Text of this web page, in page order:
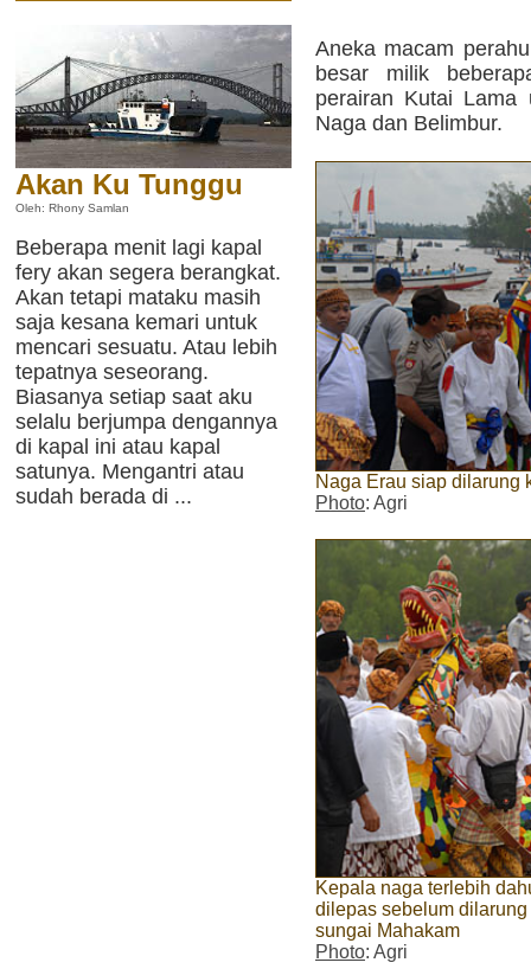
Akan Ku Tunggu
Oleh: Rhony Samlan
Beberapa menit lagi kapal
fery akan segera berangkat.
Akan tetapi mataku masih
saja kesana kemari untuk
mencari sesuatu. Atau lebih
tepatnya seseorang.
Biasanya setiap saat aku
selalu berjumpa dengannya
di kapal ini atau kapal
satunya. Mengantri atau
sudah berada di ...
Aneka macam
besar milik
perairan Kutai Lama
Naga dan Belimbur.
Naga Erau siap dilarung
Photo: Agri
Kepala naga terlebih
dilepas sebelum dilarung
sungai Mahakam
Photo: Agri